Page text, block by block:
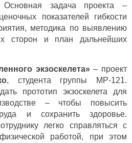
задача проекта –
показателей гибкости
методика по выявлению
сторон и план дальнейших
экзоскелета»– проект
, студента группы МР-121.
прототип экзоскелета для
– чтобы повысить
и сохранить здоровье.
легко справляться с
работой, при этом